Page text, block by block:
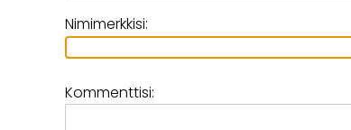
Nimimerkkisi:
Kommenttisi: